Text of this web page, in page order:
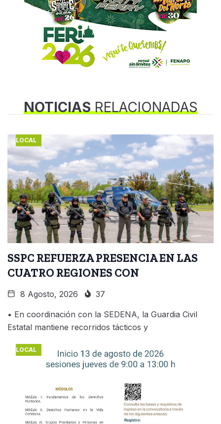
NOTICIASRELACIONADAS
LOCAL
SSPC REFUERZA PRESENCIA EN LAS
CUATRO REGIONES CON
8 Agosto, 2026 37
• En coordinación con la SEDENA, la Guardia Civil
Estatal mantiene recorridos tácticos y
LOCAL